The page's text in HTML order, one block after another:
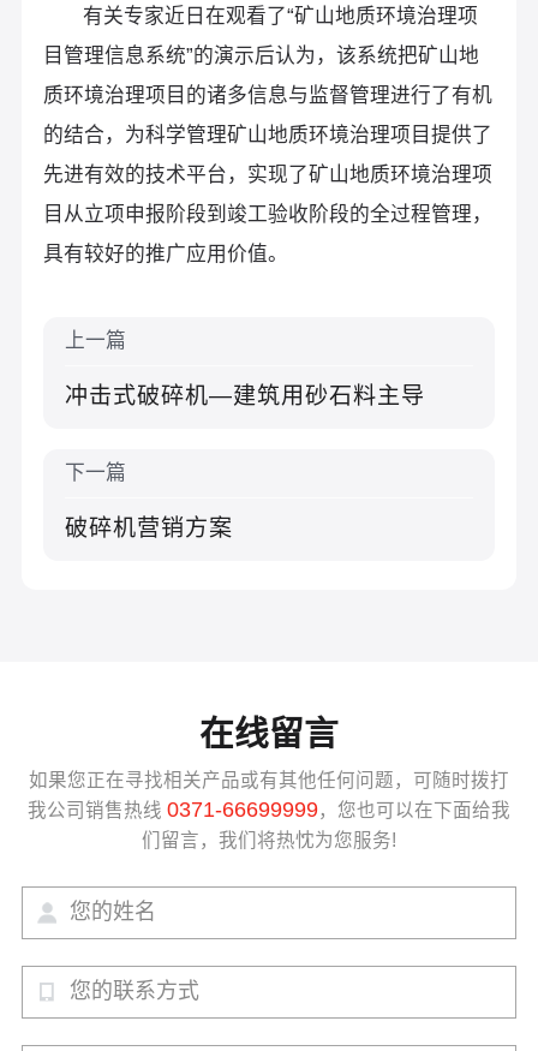
有关专家近日在观看了“矿山地质环境治理项
目管理信息系统”的演示后认为，该系统把矿山地
质环境治理项目的诸多信息与监督管理进行了有机
的结合，为科学管理矿山地质环境治理项目提供了
先进有效的技术平台，实现了矿山地质环境治理项
目从立项申报阶段到竣工验收阶段的全过程管理，
具有较好的推广应用价值。
上一篇
冲击式破碎机—建筑用砂石料主导
下一篇
破碎机营销方案
在线留言
如果您正在寻找相关产品或有其他任何问题，可随时拨打
我公司销售热线 0371-66699999，您也可以在下面给我
们留言，我们将热忱为您服务!